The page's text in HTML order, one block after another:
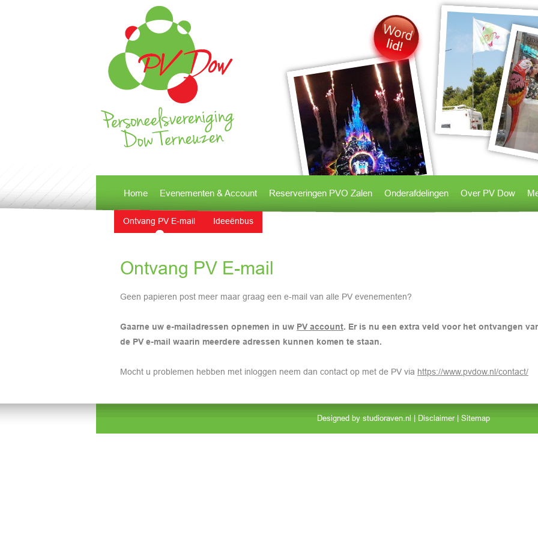
Home Evenementen & Account Reserveringen PVO Zalen Onderafdelingen Over PV Dow
Ontvang PV E-mail Ideeënbus
Ontvang PV E-mail
Geen papieren post meer maar graag een e-mail van alle PV evenementen?
Gaarne uw e-mailadressen opnemen in uw PV account. Er is nu een extra veld voor het ontvangen
de PV e-mail waarin meerdere adressen kunnen komen te staan.
Mocht u problemen hebben met inloggen neem dan contact op met de PV via https://www.pvdow.nl/contact/
Designed by studioraven.nl Disclaimer| Sitemap